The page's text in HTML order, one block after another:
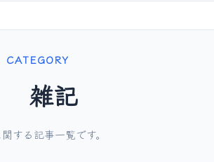
CATEGORY
雑記
する記事一覧です。